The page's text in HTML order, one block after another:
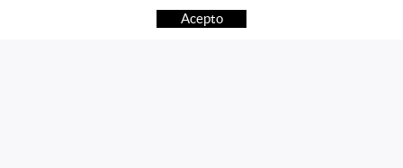
COMO COMPRAR
PREGUNTAS FRECUENTES
Acepto